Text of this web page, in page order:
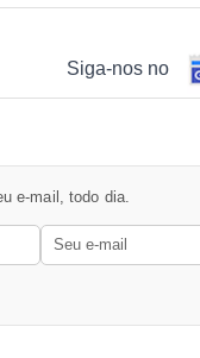
Siga-nos no
e-mail, todo dia.